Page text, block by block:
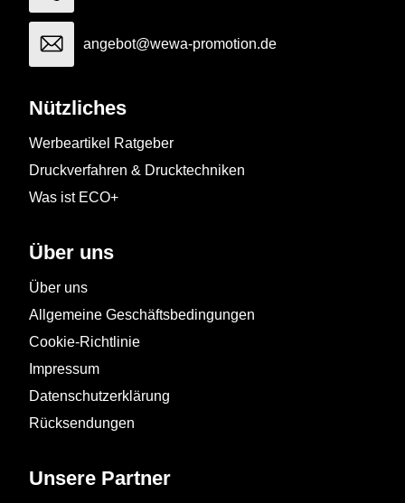
angebot@wewa-promotion.de
Nützliches
Werbeartikel Ratgeber
Druckverfahren & Drucktechniken
Was ist ECO+
Über uns
Über uns
Allgemeine Geschäftsbedingungen
Cookie-Richtlinie
Impressum
Datenschutzerklärung
Rücksendungen
Unsere Partner